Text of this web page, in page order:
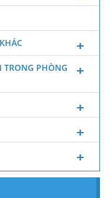
TRONG PHÒNG